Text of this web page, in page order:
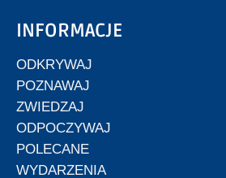
INFORMACJE
ODKRYWAJ
POZNAWAJ
ZWIEDZAJ
ODPOCZYWAJ
POLECANE
WYDARZENIA